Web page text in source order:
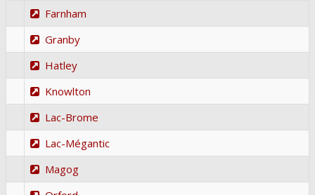
Farnham
Granby
Hatley
Knowlton
Lac-Brome
Lac-Mégantic
Magog